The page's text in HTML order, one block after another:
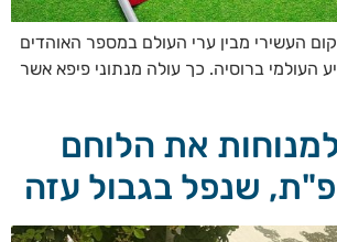
העשירי מבין ערי העולם במספר האוהדים
העולמי ברוסיה. כך עולה מנתוני פיפא אשר
למנוחות את הלוחם
שנפל בגבול עזה